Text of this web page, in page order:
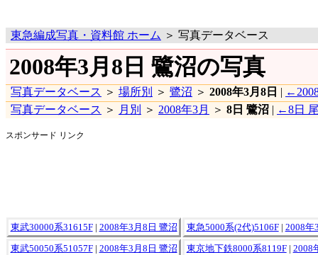
東急編成写真・資料館 ホーム ＞ 写真データベース
2008年3月8日 鷺沼の写真
写真データベース ＞ 場所別 ＞ 鷺沼 ＞ 2008年3月8日 |
写真データベース ＞ 月別 ＞ 2008年3月 ＞ 8日 鷺沼 | ←8日
スポンサード リンク
東武30000系31615F| 2008年3月8日 鷺沼 東急5000系(2代)5106F| 2008年
東武50050系51057F| 2008年3月8日 鷺沼 東京地下鉄8000系8119F| 2008